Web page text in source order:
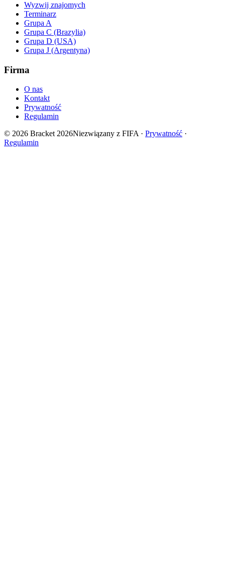
Wyzwij znajomych
Terminarz
Grupa A
Grupa C (Brazylia)
Grupa D (USA)
Grupa J (Argentyna)
Firma
O nas
Kontakt
Prywatność
Regulamin
© 2026 Bracket 2026Niezwiązany z FIFA· Prywatność ·
Regulamin